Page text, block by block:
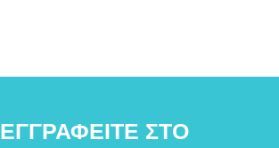
ΕΓΓΡΑΦΕΊΤΕ ΣΤΟ